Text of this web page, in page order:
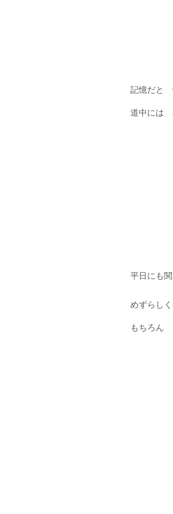
記憶だと
道中には
平日にも
めずらし
もちろ